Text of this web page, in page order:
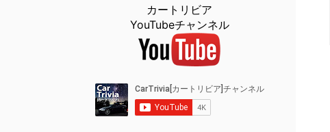
カートリビア
YouTubeチャンネル